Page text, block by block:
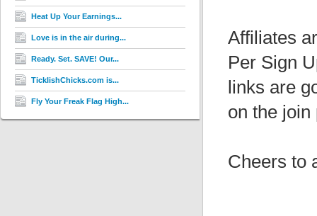
Heat Up Your Earnings...
Love is in the air during...
Ready. Set. SAVE! Our...
TicklishChicks.com is...
Fly Your Freak Flag High...
Affiliates
Per Sign
links are
on the join
Cheers to